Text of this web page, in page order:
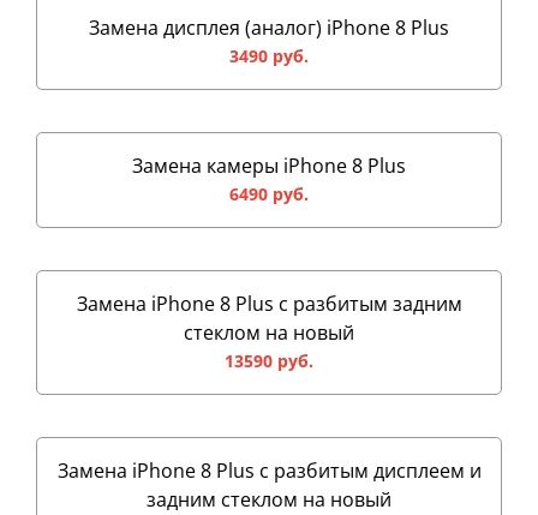
Замена дисплея (аналог) iPhone 8 Plus
3490 руб.
Замена камеры iPhone 8 Plus
6490 руб.
Замена iPhone 8 Plus с разбитым задним
стеклом на новый
13590 руб.
Замена iPhone 8 Plus с разбитым дисплеем и
задним стеклом на новый